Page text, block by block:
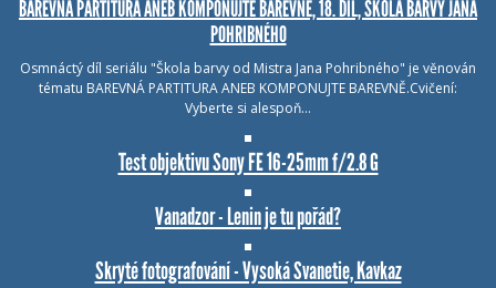
BAREVNÁ PARTITURA ANEB KOMPONUJTE BAREVNĚ, 18. DÍL, ŠKOLA BARVY JANA
POHRIBNÉHO
Osmnáctý díl seriálu "Škola barvy od Mistra Jana Pohribného" je věnován
tématu BAREVNÁ PARTITURA ANEB KOMPONUJTE BAREVNĚ.Cvičení:
Vyberte si alespoň…
Test objektivu Sony FE 16-25mm f/2.8 G
Vanadzor - Lenin je tu pořád?
Skryté fotografování - Vysoká Svanetie, Kavkaz